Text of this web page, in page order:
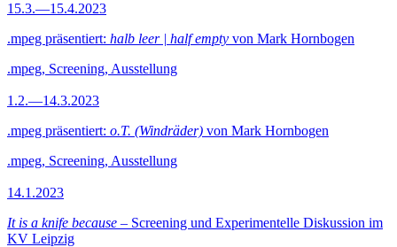
15.3.—15.4.2023
.mpeg präsentiert: halb leer | half empty von Mark Hornbogen
.mpeg, Screening, Ausstellung
1.2.—14.3.2023
.mpeg präsentiert: o.T. (Windräder) von Mark Hornbogen
.mpeg, Screening, Ausstellung
14.1.2023
It is a knife because – Screening und Experimentelle Diskussion im
KV Leipzig